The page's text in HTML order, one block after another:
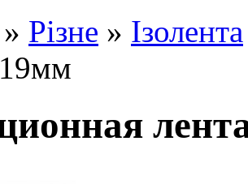
» Різне » Ізолента